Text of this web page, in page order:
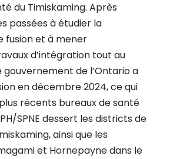
du Timiskaming. Après
passées à étudier la
fusion et à mener
d’intégration tout au
gouvernement de l’Ontario a
en décembre 2024, ce qui
récents bureaux de santé
SPNE dessert les districts de
ainsi que les
et Hornepayne dans le